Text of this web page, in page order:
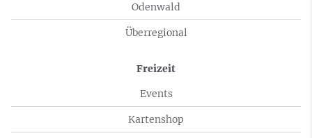
Odenwald
Überregional
Freizeit
Events
Kartenshop